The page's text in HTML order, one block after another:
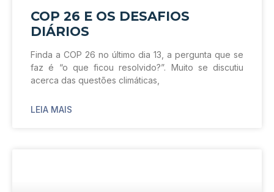
COP 26 E OS DESAFIOS
DIÁRIOS
Finda a COP 26 no último dia 13, a pergunta que se
faz é “o que ficou resolvido?”. Muito se discutiu
acerca das questões climáticas,
LEIA MAIS